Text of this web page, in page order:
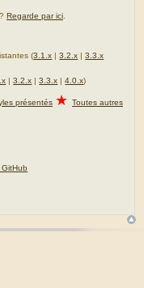
Regarde par ici
(3.1.x |3.2.x |3.3.x
|3.2.x |3.3.x |4.0.x)
présentés ★ Toutes autres